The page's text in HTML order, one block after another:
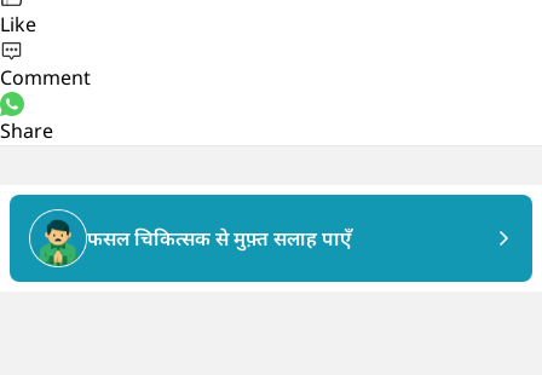
Like
Comment
Share
फसल चिकित्सक से मुफ़्त सलाह पाएँ